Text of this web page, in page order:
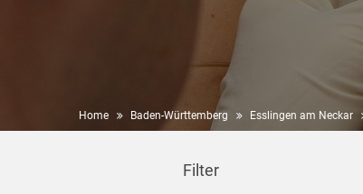
Home Baden-Württemberg Esslingen am Neckar
Filter